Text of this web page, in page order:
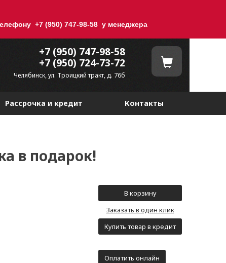
+7 (950) 747-98-58 у менеджера
+7 (950) 747-98-58
+7 (950) 724-73-72
Челябинск, ул. Троицкий тракт, д. 76б
Рассрочка и кредит Контакты
в подарок!
Заказать в один клик
Купить товар в кредит
Оплатить онлайн